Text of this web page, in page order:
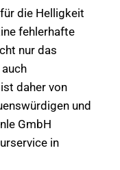
die Helligkeit
fehlerhafte
nur das
daher von
und
GmbH
in